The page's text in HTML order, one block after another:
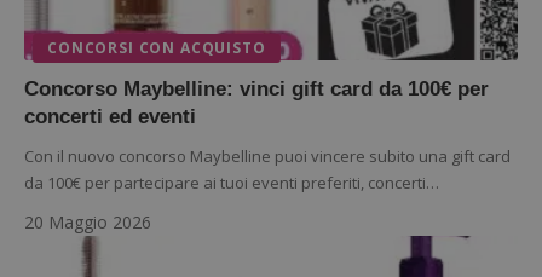
CONCORSI CON ACQUISTO
Concorso Maybelline: vinci gift card da 100€ per
concerti ed eventi
Con il nuovo concorso Maybelline puoi vincere subito una gift card
da 100€ per partecipare ai tuoi eventi preferiti, concerti…
20 Maggio 2026